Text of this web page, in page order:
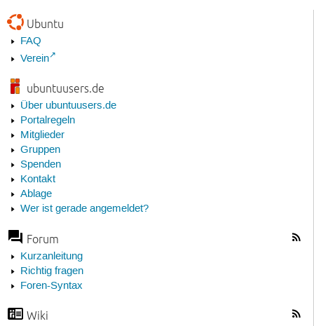
Ubuntu
FAQ
Verein
ubuntuusers.de
Über ubuntuusers.de
Portalregeln
Mitglieder
Gruppen
Spenden
Kontakt
Ablage
Wer ist gerade angemeldet?
Forum
Kurzanleitung
Richtig fragen
Foren-Syntax
Wiki